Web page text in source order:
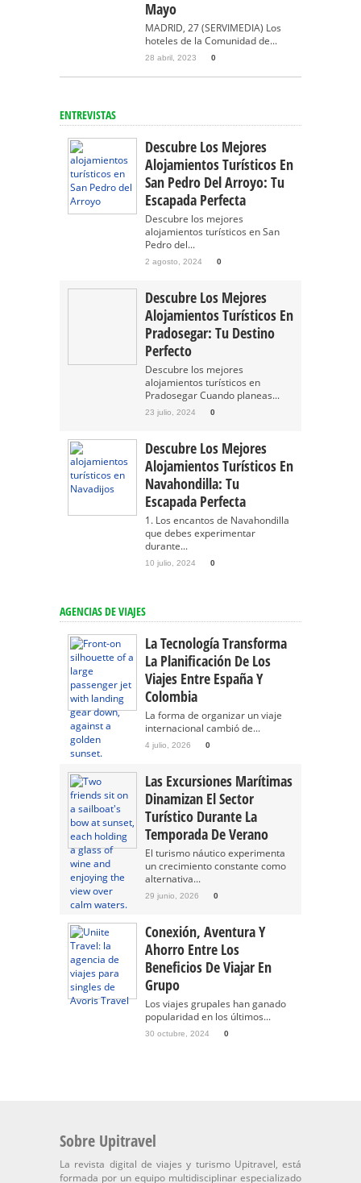
Mayo
MADRID, 27 (SERVIMEDIA) Los
hoteles de la Comunidad de...
28 abril, 2023 0
ENTREVISTAS
Descubre Los Mejores
Alojamientos Turísticos En
San Pedro Del Arroyo: Tu
Escapada Perfecta
Descubre los mejores
alojamientos turísticos en San
Pedro del...
2 agosto, 2024 0
Descubre Los Mejores
Alojamientos Turísticos En
Pradosegar: Tu Destino
Perfecto
Descubre los mejores
alojamientos turísticos en
Pradosegar Cuando planeas...
23 julio, 2024 0
Descubre Los Mejores
Alojamientos Turísticos En
Navahondilla: Tu
Escapada Perfecta
1. Los encantos de Navahondilla
que debes experimentar
durante...
10 julio, 2024 0
AGENCIAS DE VIAJES
La Tecnología Transforma
La Planificación De Los
Viajes Entre España Y
Colombia
La forma de organizar un viaje
internacional cambió de...
4 julio, 2026 0
Las Excursiones Marítimas
Dinamizan El Sector
Turístico Durante La
Temporada De Verano
El turismo náutico experimenta
un crecimiento constante como
alternativa...
29 junio, 2026 0
Conexión, Aventura Y
Ahorro Entre Los
Beneficios De Viajar En
Grupo
Los viajes grupales han ganado
popularidad en los últimos...
30 octubre, 2024 0
Sobre Upitravel
La revista digital de viajes y turismo Upitravel, está
formada por un equipo multidisciplinar especializado